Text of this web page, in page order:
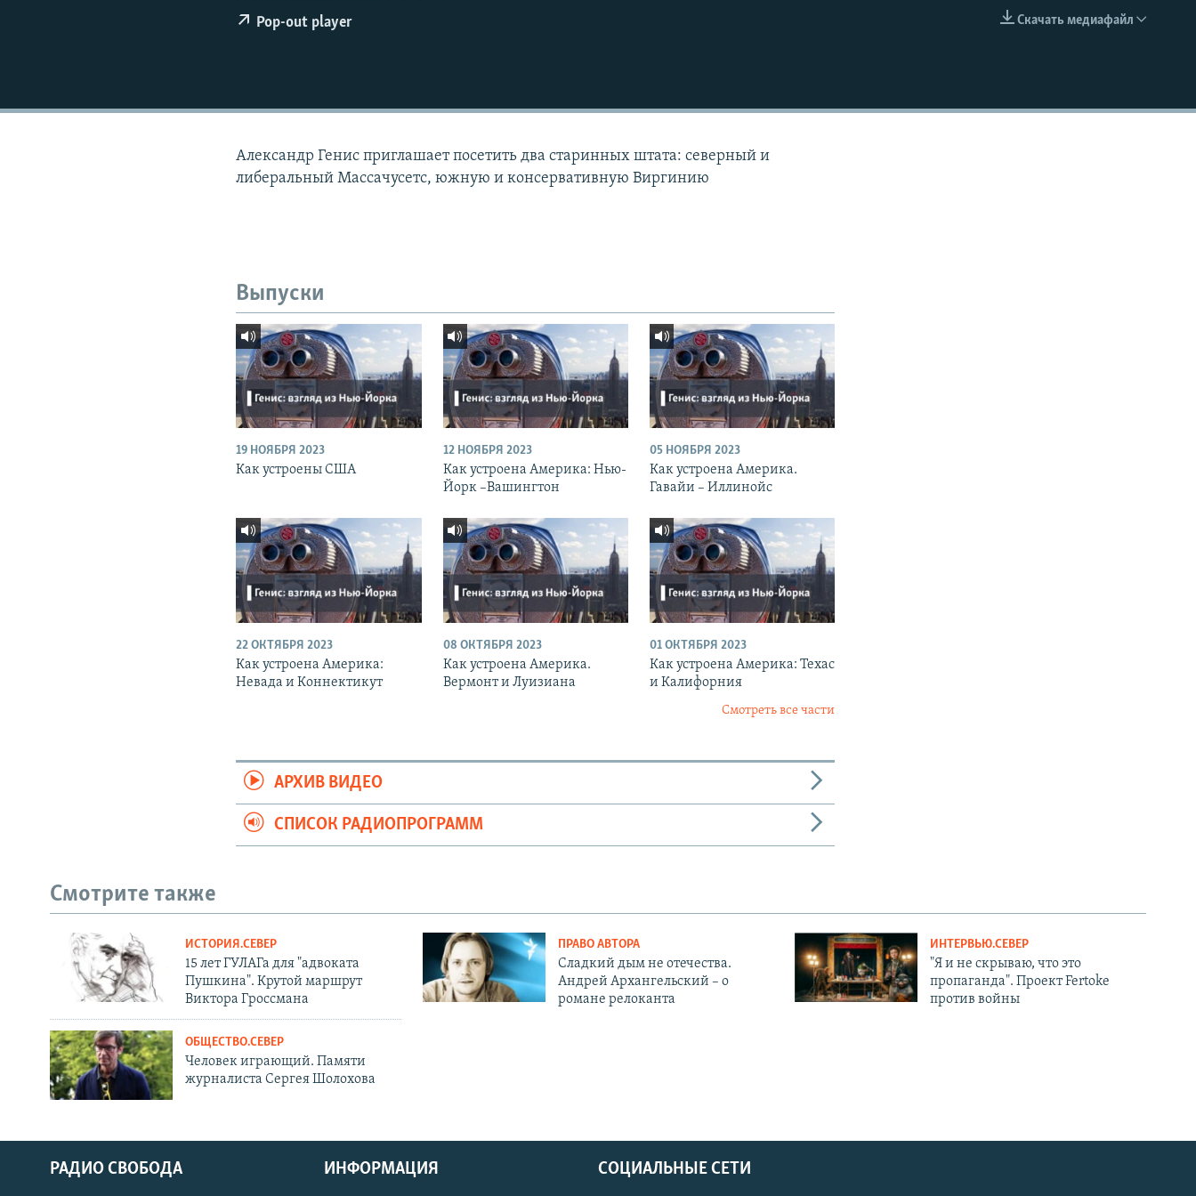
EMBED
Скачать медиафайл
Pop-out player
Александр Генис приглашает посетить два старинных штата: северный и
либеральный Массачусетс, южную и консервативную Виргинию
Выпуски
19 НОЯБРЯ 2023
Как устроены США
12 НОЯБРЯ 2023
Как устроена Америка: Нью-
Йорк –Вашингтон
05 НОЯБРЯ 2023
Как устроена Америка.
Гавайи – Иллинойс
22 ОКТЯБРЯ 2023
Как устроена Америка:
Невада и Коннектикут
08 ОКТЯБРЯ 2023
Как устроена Америка.
Вермонт и Луизиана
01 ОКТЯБРЯ 2023
Как устроена Америка: Техас
и Калифорния
Смотреть все части
АРХИВ ВИДЕО
СПИСОК РАДИОПРОГРАММ
Смотрите также
ИСТОРИЯ.СЕВЕР
15 лет ГУЛАГа для "адвоката
Пушкина". Крутой маршрут
Виктора Гроссмана
ПРАВО АВТОРА
Сладкий дым не отечества.
Андрей Архангельский – о
романе релоканта
ИНТЕРВЬЮ.СЕВЕР
"Я и не скрываю, что это
пропаганда". Проект Fertoke
против войны
ОБЩЕСТВО.СЕВЕР
Человек играющий. Памяти
журналиста Сергея Шолохова
СОЦИАЛЬНЫЕ СЕТИ
РАДИО СВОБОДА ИНФОРМАЦИЯ